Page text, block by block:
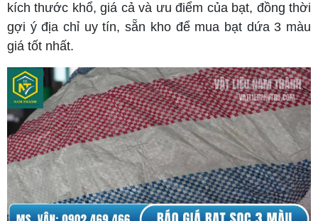
kích thước khổ, giá cả và ưu điểm của bạt, đồng thời
gợi ý địa chỉ uy tín, sẵn kho để mua bạt dứa 3 màu
giá tốt nhất.